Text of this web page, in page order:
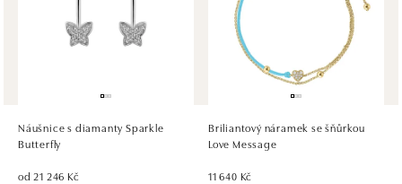
tel.: +421 917 090 372
dnes otevřeno do 21:00
HALADA OC Eurovea, Bratislava
Pribinova 8, 811 09 Bratislava
dnes otevřeno od 10:00
Náušnice s diamanty Sparkle
Butterfly
od 21 246 Kč
Briliantový náramek se šňůrkou
Love Message
11 640 Kč